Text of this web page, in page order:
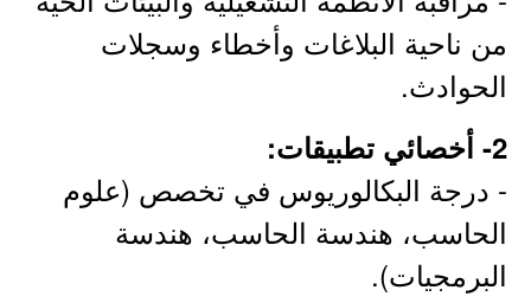
من ناحية البلاغات وأخطاء وسجلات
الحوادث.
2- أخصائي تطبيقات:
- درجة البكالوريوس في تخصص (علوم
الحاسب، هندسة الحاسب، هندسة
البرمجيات).